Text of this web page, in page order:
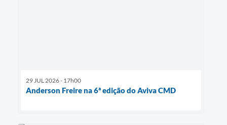
29 JUL 2026 - 17h00
Anderson Freire na 6ª edição do Aviva CMD